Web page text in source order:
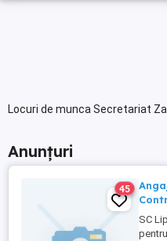
Locuri de munca Secretariat
Anunțuri
45
SC